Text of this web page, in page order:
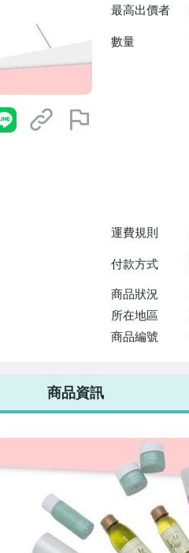
最高出價者
數量
運費規則
付款方式
商品狀況
所在地區
商品編號
商品資訊